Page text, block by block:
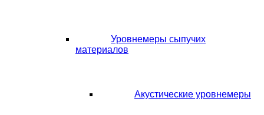
Уровнемеры сыпучих
материалов
Акустические уровнемеры